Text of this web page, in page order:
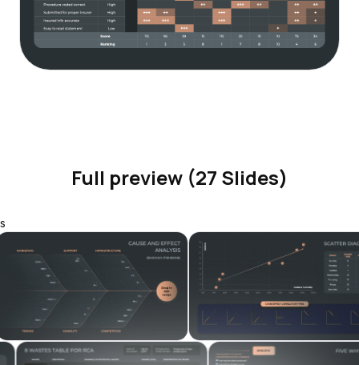
Full preview (27 Slides)
s